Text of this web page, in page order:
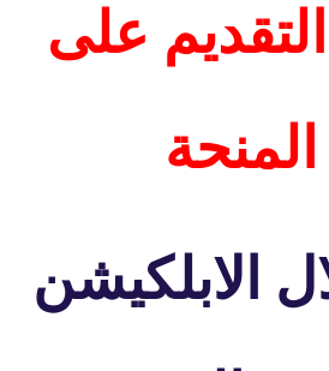
على
المنحة
الابلكيشن